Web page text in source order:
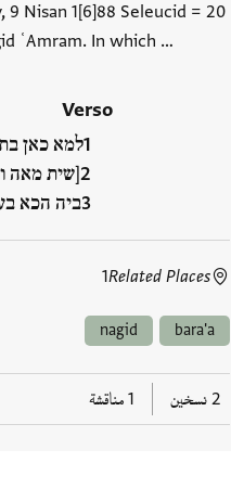
Nisan 1[6]88 Seleucid = 20
ʿAmram. In which …
Verso
למא כאן
[שית מאה
ביה הכא
Related Places
1
bara'a
nagid
2 نسخين 1 مناقشة